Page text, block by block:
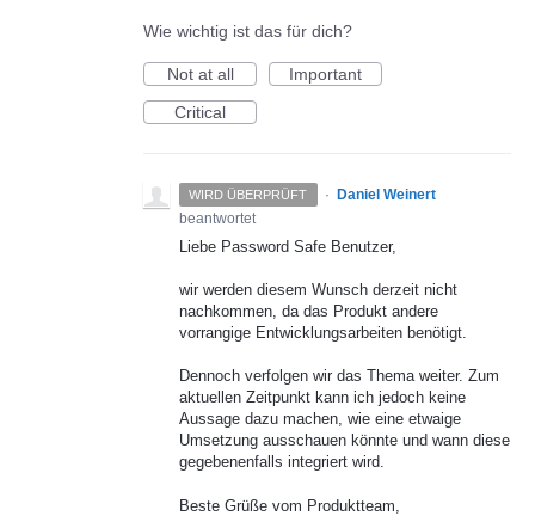
Wie wichtig ist das für dich?
Not at all
Important
Critical
WIRD ÜBERPRÜFT ·
Daniel Weinert
beantwortet
Liebe Password Safe Benutzer,
wir werden diesem Wunsch derzeit nicht
nachkommen, da das Produkt andere
vorrangige Entwicklungsarbeiten benötigt.
Dennoch verfolgen wir das Thema weiter. Zum
aktuellen Zeitpunkt kann ich jedoch keine
Aussage dazu machen, wie eine etwaige
Umsetzung ausschauen könnte und wann diese
gegebenenfalls integriert wird.
Beste Grüße vom Produktteam,